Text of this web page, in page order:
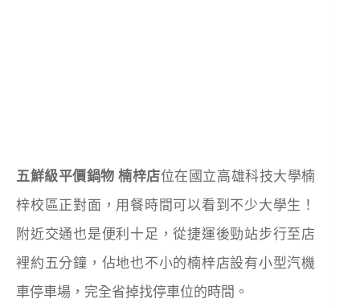
五鮮級平價鍋物 楠梓店位在國立高雄科技大學楠
梓校區正對面，用餐時間可以看到不少大學生！
附近交通也是便利十足，從捷運後勁站步行至店
裡約五分鐘，佔地也不小的楠梓店設有小型汽機
車停車場，完全省掉找停車位的時間。